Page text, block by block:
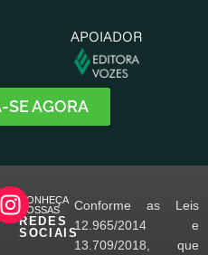
APOIADOR
SE AGORA
CONHEÇA
NOSSAS
REDES
SOCIAIS
Conforme as Leis
12.965/2014 e
13.709/2018, que